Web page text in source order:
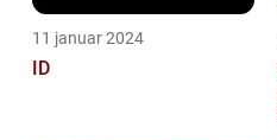
11 januar 2024
ID